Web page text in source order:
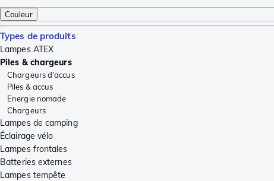
Couleur
Types de produits
Lampes ATEX
Piles & chargeurs
Chargeurs d'accus
Piles & accus
Energie nomade
Chargeurs
Lampes de camping
Éclairage vélo
Lampes frontales
Batteries externes
Lampes tempête